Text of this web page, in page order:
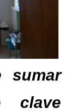
sumar
clave